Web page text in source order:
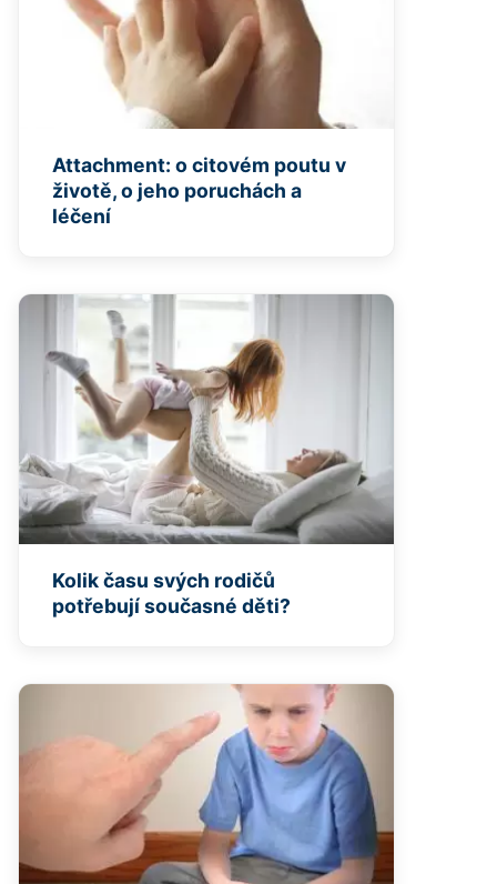
Attachment: o citovém poutu v
životě, o jeho poruchách a
léčení
Kolik času svých rodičů
potřebují současné děti?